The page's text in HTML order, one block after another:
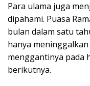
Para ulama juga
dipahami. Puasa
bulan dalam satu
hanya
menggantinya pada
berikutnya.